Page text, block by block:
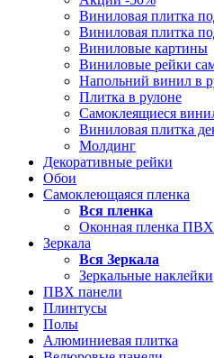
Виниловая плитка
Виниловая плитка
Виниловые картины
Виниловые рейки
Напольний винил в
Плитка в рулоне
Самоклеящиеся
Виниловая плитка
Молдинг
Декоративные рейки
Обои
Самоклеющаяся пленка
Вся пленка
Оконная пленка ПВХ
Зеркала
Вся Зеркала
Зеркальные наклейки
ПВХ панели
Плинтусы
Полы
Алюминиевая плитка